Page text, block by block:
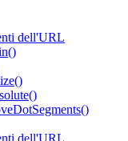
dell'URL
dell'URL